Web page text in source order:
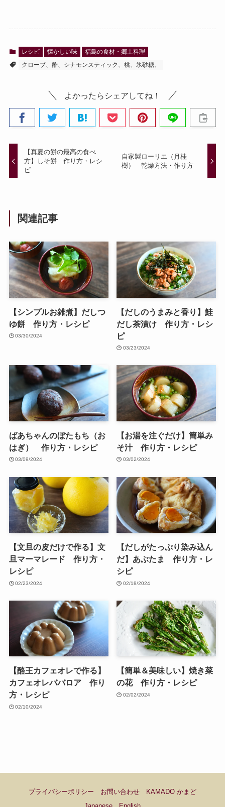
レシピ 懐かしい味
福島の食材・郷土料理
クローブ、酢、シナモンスティック、桃、氷砂糖、
よかったらシェアしてね！
【真夏の餅の最高の食べ
方】しそ餅 作り方・レシ
ピ
自家製ローリエ（月桂
樹） 乾燥方法・作り方
関連記事
【シンプルお雑煮】だしつ
ゆ餅 作り方・レシピ
03/30/2024
【だしのうまみと香り】鮭
だし茶漬け 作り方・レシ
ピ
03/23/2024
ばあちゃんのぼたもち（お
はぎ） 作り方・レシピ
03/09/2024
【お湯を注ぐだけ】簡単み
そ汁 作り方・レシピ
03/02/2024
【文旦の皮だけで作る】文
旦マーマレード 作り方・
レシピ
02/23/2024
【だしがたっぷり染み込ん
だ】あぶたま 作り方・レ
シピ
02/18/2024
【酪王カフェオレで作る】
カフェオレババロア 作り
方・レシピ
02/10/2024
【簡単＆美味しい】焼き菜
の花 作り方・レシピ
02/02/2024
プライバシーポリシー お問い合わせ
KAMADO かまど